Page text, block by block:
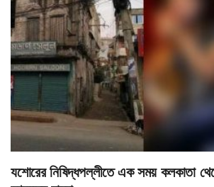
যশোরের নিষিদ্ধপল্লীতে এক সময় কলকাতা